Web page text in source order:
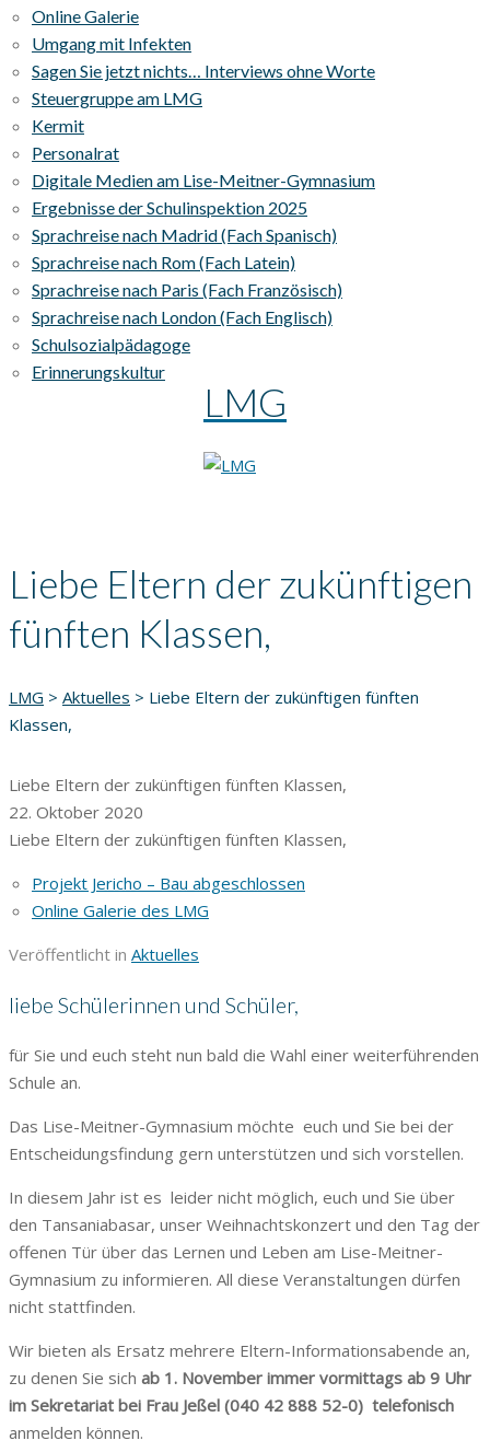
Online Galerie
Umgang mit Infekten
Sagen Sie jetzt nichts… Interviews ohne Worte
Steuergruppe am LMG
Kermit
Personalrat
Digitale Medien am Lise-Meitner-Gymnasium
Ergebnisse der Schulinspektion 2025
Sprachreise nach Madrid (Fach Spanisch)
Sprachreise nach Rom (Fach Latein)
Sprachreise nach Paris (Fach Französisch)
Sprachreise nach London (Fach Englisch)
Schulsozialpädagoge
Erinnerungskultur
LMG
Liebe Eltern der zukünftigen
fünften Klassen,
LMG > Aktuelles > Liebe Eltern der zukünftigen fünften
Klassen,
Liebe Eltern der zukünftigen fünften Klassen,
22. Oktober 2020
Liebe Eltern der zukünftigen fünften Klassen,
Projekt Jericho – Bau abgeschlossen
Online Galerie des LMG
Veröffentlicht in Aktuelles
liebe Schülerinnen und Schüler,
für Sie und euch steht nun bald die Wahl einer weiterführenden
Schule an.
Das Lise-Meitner-Gymnasium möchte euch und Sie bei der
Entscheidungsfindung gern unterstützen und sich vorstellen.
In diesem Jahr ist es leider nicht möglich, euch und Sie über
den Tansaniabasar, unser Weihnachtskonzert und den Tag der
offenen Tür über das Lernen und Leben am Lise-Meitner-
Gymnasium zu informieren. All diese Veranstaltungen dürfen
nicht stattfinden.
Wir bieten als Ersatz mehrere Eltern-Informationsabende an,
zu denen Sie sich ab 1. November immer vormittags ab 9 Uhr
im Sekretariat bei Frau Jeßel (040 42 888 52-0) telefonisch
anmelden können.